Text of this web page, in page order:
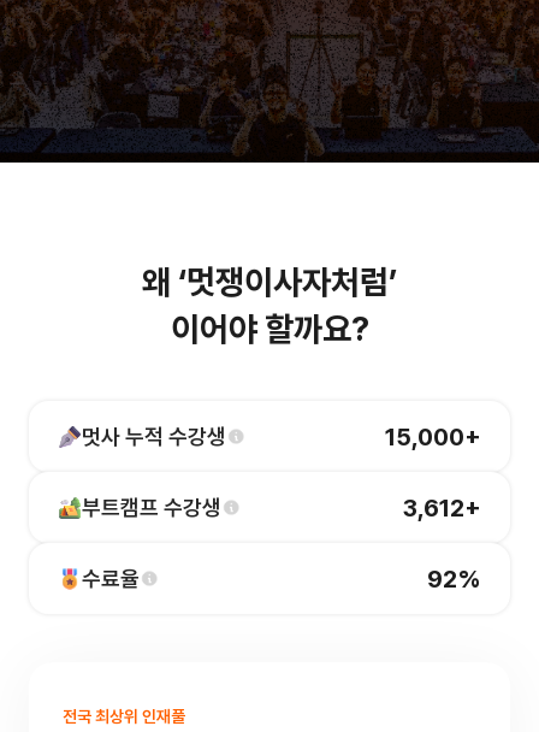
왜 ‘멋쟁이사자처럼’
이어야 할까요?
멋사 누적 수강생 15,000+
부트캠프 수강생 3,612+
수료율 92%
전국 최상위 인재풀